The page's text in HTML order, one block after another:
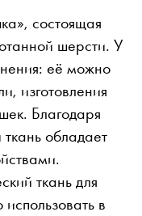
состоящая
шерсти. У
её можно
изготовления
Благодаря
обладает
ткань для
в